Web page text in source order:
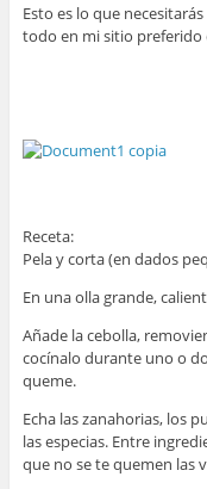
Esto es lo que
todo en mi sitio preferido
Receta:
Pela y corta (en dados
En una olla grande,
Añade la cebolla,
cocínalo durante uno o
queme.
Echa las zanahorias, los
las especias. Entre
que no se te quemen las